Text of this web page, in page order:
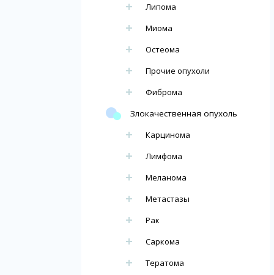
Липома
Миома
Остеома
Прочие опухоли
Фиброма
Злокачественная опухоль
Карцинома
Лимфома
Меланома
Метастазы
Рак
Саркома
Тератома